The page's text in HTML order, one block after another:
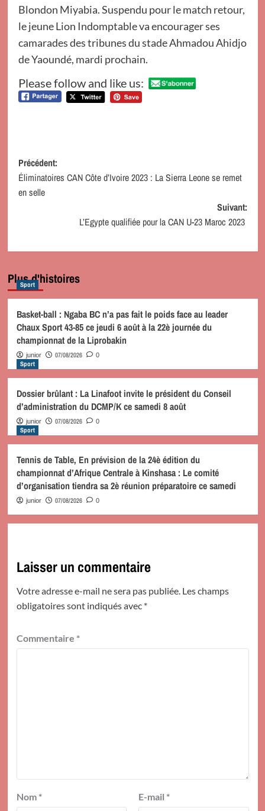
Blondon Miyabia. Suspendu pour le match retour,
le jeune Lion Indomptable va encourager ses
camarades des tribunes du stade Ahmadou Ahidjo
de Yaoundé, mardi prochain.
Please follow and like us:
Navigation
d’article
Précédent:
Éliminatoires CAN Côte d’Ivoire 2023 : La Sierra Leone se remet
en selle
Suivant:
L’Egypte qualifiée pour la CAN U-23 Maroc 2023
Plus d'histoires
Sport
Basket-ball : Ngaba BC n’a pas fait le poids face au leader
Chaux Sport 43-85 ce jeudi 6 août à la 22è journée du
championnat de la Liprobakin
junior 07/08/2026 0
Sport
Dossier brûlant : La Linafoot invite le président du Conseil
d’administration du DCMP/K ce samedi 8 août
junior 07/08/2026 0
Sport
Tennis de Table, En prévision de la 24è édition du
championnat d’Afrique Centrale à Kinshasa : Le comité
d’organisation tiendra sa 2è réunion préparatoire ce samedi
junior 07/08/2026 0
Laisser un commentaire
Votre adresse e-mail ne sera pas publiée. Les champs
obligatoires sont indiqués avec *
Commentaire *
Nom * E-mail *